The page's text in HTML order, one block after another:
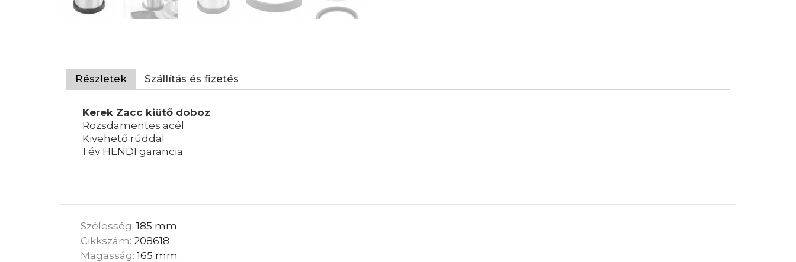
Részletek Szállítás és fizetés
Kerek Zacc kiütő doboz
Rozsdamentes acél
Kivehető rúddal
1 év HENDI garancia
Szélesség:185 mm
Cikkszám: 208618
Magasság:165 mm